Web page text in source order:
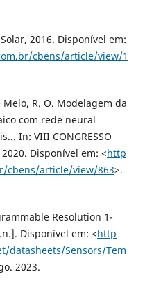
2016. Disponível em:
cbens/article/view/1
Melo, R. O. Modelagem da
com rede neural
In: VIII CONGRESSO
2020. Disponível em: <http
cbens/article/view/863>.
Resolution 1-
Disponível em: <http
datasheets/Sensors/Tem
2023.